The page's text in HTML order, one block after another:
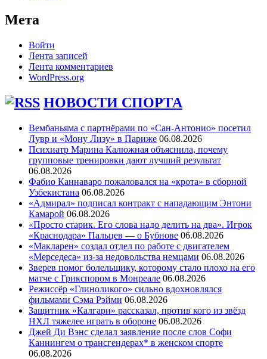
Мета
Войти
Лента записей
Лента комментариев
WordPress.org
НОВОСТИ СПОРТА
Вембаньяма с партнёрами по «Сан-Антонио» посетил
Лувр и «Мону Лизу» в Париже 06.08.2026
Психиатр Марина Калюжная объяснила, почему
групповые тренировки дают лучший результат
06.08.2026
Фабио Каннаваро пожаловался на «крота» в сборной
Узбекистана 06.08.2026
«Адмирал» подписал контракт с нападающим Энтони
Камарой 06.08.2026
«Просто старик. Его слова надо делить на два». Игрок
«Краснодара» Пальцев — о Бубнове 06.08.2026
«Макларен» создал отдел по работе с двигателем
«Мерседеса» из-за недовольства немцами 06.08.2026
Зверев помог болельщику, которому стало плохо на его
матче с Грикспором в Монреале 06.08.2026
Режиссёр «Глиноликого» сильно вдохновлялся
фильмами Сэма Рэйми 06.08.2026
Защитник «Калгари» рассказал, против кого из звёзд
НХЛ тяжелее играть в обороне 06.08.2026
Джей Ди Вэнс сделал заявление после слов Софи
Каннингем о трансгендерах* в женском спорте
06.08.2026